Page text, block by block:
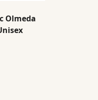
Olmeda